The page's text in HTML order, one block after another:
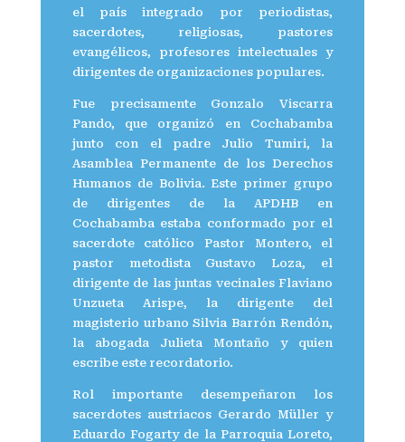
el país integrado por periodistas,
sacerdotes, religiosas, pastores
evangélicos, profesores intelectuales y
dirigentes de organizaciones populares.
Fue precisamente Gonzalo Viscarra
Pando, que organizó en Cochabamba
junto con el padre Julio Tumiri, la
Asamblea Permanente de los Derechos
Humanos de Bolivia. Este primer grupo
de dirigentes de la APDHB en
Cochabamba estaba conformado por el
sacerdote católico Pastor Montero, el
pastor metodista Gustavo Loza, el
dirigente de las juntas vecinales Flaviano
Unzueta Arispe, la dirigente del
magisterio urbano Silvia Barrón Rendón,
la abogada Julieta Montaño y quien
escribe este recordatorio.
Rol importante desempeñaron los
sacerdotes austriacos Gerardo Müller y
Eduardo Fogarty de la Parroquia Loreto,